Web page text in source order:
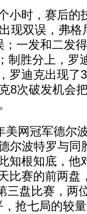
时，赛后的
现双误，弗格
一发和二发
制胜分上，罗
罗迪克出现了
8次破发机会
网冠军德尔
尔波特罗与同
知根知底，他
比赛的前两盘
三盘比赛，两
抢七局的较